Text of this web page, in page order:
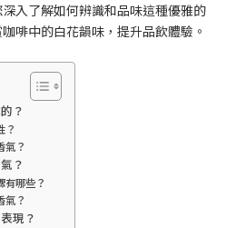
入了解如何辨識和品味這種優雅的
啡中的白花韻味，提升品飲體驗。
？
？
氣？
？
有哪些？
氣？
現？